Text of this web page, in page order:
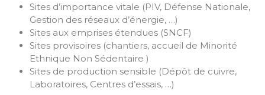
Sites d’importance vitale (PIV, Défense Nationale,
Gestion des réseaux d’énergie, …)
Sites aux emprises étendues (SNCF)
Sites provisoires (chantiers, accueil de Minorité
Ethnique Non Sédentaire )
Sites de production sensible (Dépôt de cuivre,
Laboratoires, Centres d’essais, …)